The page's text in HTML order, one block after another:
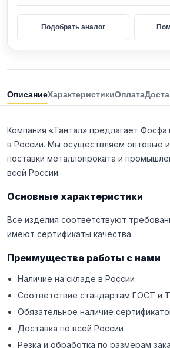
Подобрать аналог
ОписаниеХарактеристикиОплата
Компания «Тантал» предлагает
в России. Мы осуществляем оптовые
поставки металлопроката и
всей России.
Основные характеристики
Все изделия соответствуют
имеют сертификаты качества.
Преимущества работы с нами
Наличие на складе в России
Соответствие стандартам ГОСТ и
Обязательное наличие
Доставка по всей России
Резка и обработка по размерам